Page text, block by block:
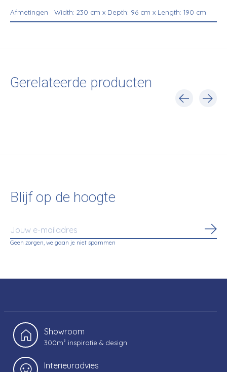
Afmetingen Width: 230 cm x Depth: 96 cm x Length: 190 cm
Gerelateerde producten
Blijf op de hoogte
Geen zorgen, we gaan je niet spammen
Showroom
300m² inspiratie & design
Interieuradvies